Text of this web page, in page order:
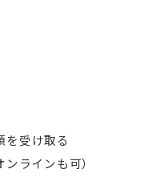
を受け取る
ラインも可）